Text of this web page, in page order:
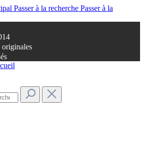
Passer à la recherche Passer à la
originales